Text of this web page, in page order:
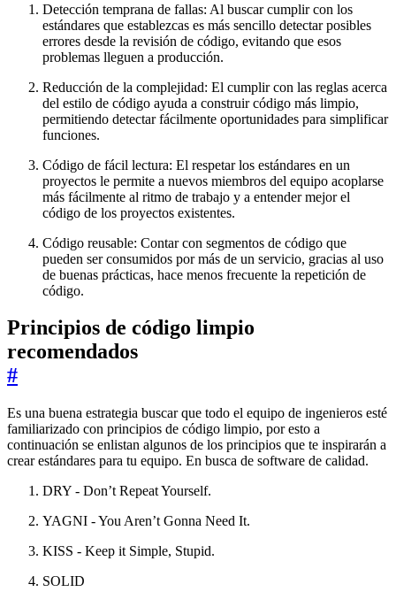
Detección temprana de fallas: Al buscar cumplir con los
estándares que establezcas es más sencillo detectar posibles
errores desde la revisión de código, evitando que esos
problemas lleguen a producción.
Reducción de la complejidad: El cumplir con las reglas acerca
del estilo de código ayuda a construir código más limpio,
permitiendo detectar fácilmente oportunidades para simplificar
funciones.
Código de fácil lectura: El respetar los estándares en un
proyectos le permite a nuevos miembros del equipo acoplarse
más fácilmente al ritmo de trabajo y a entender mejor el
código de los proyectos existentes.
Código reusable: Contar con segmentos de código que
pueden ser consumidos por más de un servicio, gracias al uso
de buenas prácticas, hace menos frecuente la repetición de
código.
Principios de código limpio
recomendados
#
Es una buena estrategia buscar que todo el equipo de ingenieros esté
familiarizado con principios de código limpio, por esto a
continuación se enlistan algunos de los principios que te inspirarán a
crear estándares para tu equipo. En busca de software de calidad.
DRY - Don’t Repeat Yourself.
YAGNI - You Aren’t Gonna Need It.
KISS - Keep it Simple, Stupid.
SOLID